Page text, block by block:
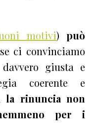
motivi) può
se ci convinciamo
giusta e
coerente e
la rinuncia non
per i